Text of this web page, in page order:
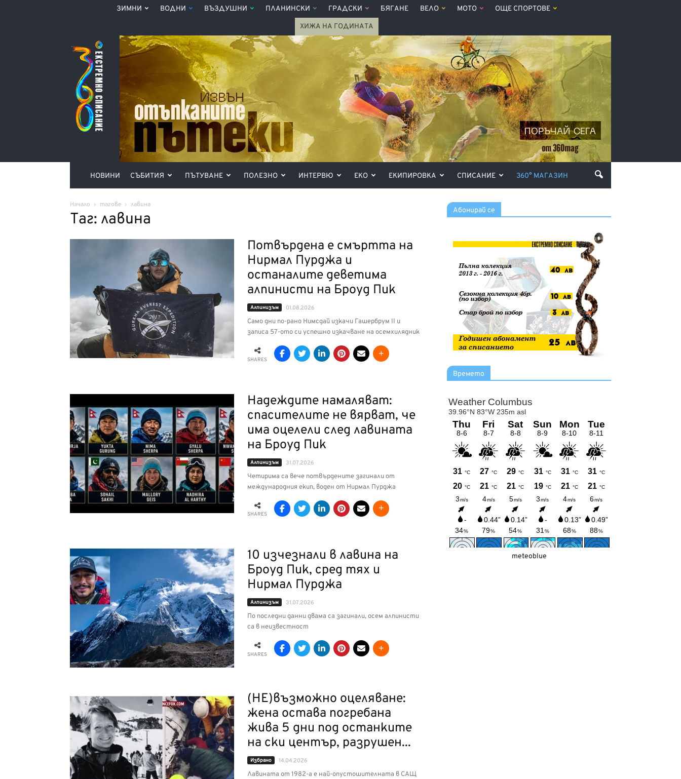
ЗИМНИ ВОДНИ ВЪЗДУШНИ ПЛАНИНСКИ ГРАДСКИ БЯГАНЕ ВЕЛО МОТО ОЩЕ СПОРТОВЕ
ХИЖА НА ГОДИНАТА
Списание
360°
НОВИНИ СЪБИТИЯ ПЪТУВАНЕ ПОЛЕЗНО ИНТЕРВЮ ЕКО ЕКИПИРОВКА СПИСАНИЕ 360° МАГАЗИН
Начало тагове лавина
Таг: лавина
Потвърдена е смъртта на
Нирмал Пурджа и
останалите деветима
алпинисти на Броуд Пик
Алпинизъм 01.08.2026
Само дни по-рано Нимсдай изкачи Гашербрум II и
записа 57-ото си успешно изкачване на осемхилядник
SHARES
Надеждите намаляват:
спасителите не вярват, че
има оцелели след лавината
на Броуд Пик
Алпинизъм 31.07.2026
Четирима са вече потвърдените загинали от
международния екип, воден от Нирмал Пурджа
SHARES
10 изчезнали в лавина на
Броуд Пик, сред тях и
Нирмал Пурджа
Алпинизъм 31.07.2026
По последни данни двама са загинали, осем алпинисти
са в неизвестност
SHARES
(НЕ)възможно оцеляване:
жена остава погребана
жива 5 дни под останките
на ски център, разрушен...
Избрано 14.04.2026
Лавината от 1982-а е най-опустошителната в САЩ
Абонирай се
Времето
meteoblue